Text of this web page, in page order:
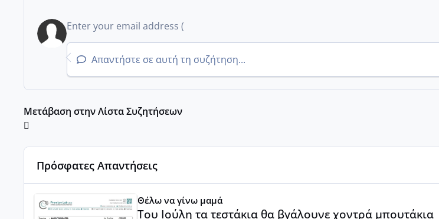
Απαντήστε σε αυτή τη συζήτηση...
Μετάβαση στην Λίστα Συζητήσεων
Πρόσφατες Απαντήσεις
Θέλω να γίνω μαμά
Του Ιούλη τα τεστάκια θα βγάλουνε χοντρά μπουτάκια